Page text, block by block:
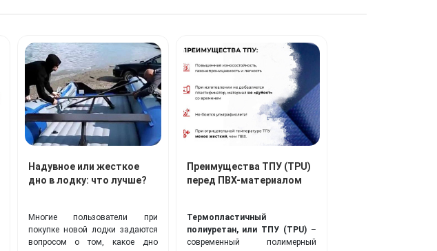
Надувное или жесткое
дно в лодку: что лучше?
Многие пользователи при
покупке новой лодки задаются
вопросом о том, какое дно
Преимущества ТПУ (TPU)
перед ПВХ-материалом
Термопластичный
полиуретан, или ТПУ (TPU)–
современный полимерный